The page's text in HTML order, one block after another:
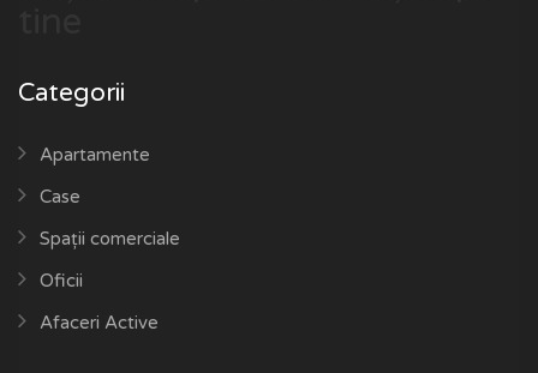
Categorii
Apartamente
Case
Spații comerciale
Oficii
Afaceri Active